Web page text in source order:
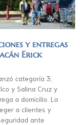
y entregas
Erick
categoría 3,
y Salina Cruz y
a domicilio. La
a clientes y
ante